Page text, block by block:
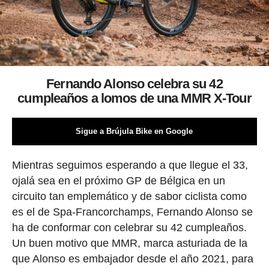
Fernando Alonso celebra su 42
cumpleaños a lomos de una MMR X-Tour
Sigue a Brújula Bike en Google
Mientras seguimos esperando a que llegue el 33,
ojalá sea en el próximo GP de Bélgica en un
circuito tan emplemático y de sabor ciclista como
es el de Spa-Francorchamps, Fernando Alonso se
ha de conformar con celebrar su 42 cumpleaños.
Un buen motivo que MMR, marca asturiada de la
que Alonso es embajador desde el año 2021, para